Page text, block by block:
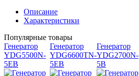
Описание
Характеристики
Популярные товары
Генератор
YDG5500N-
5EB
Генератор
YDG6600TN-
5EB
Генератор
YDG2700N-
5B